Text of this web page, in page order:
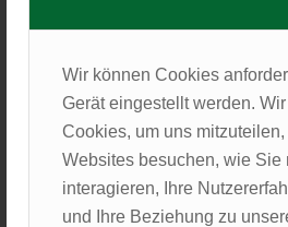
Wir können Cookies
Gerät eingestellt werden.
Cookies, um uns
Websites besuchen, wie Sie
interagieren, Ihre
und Ihre Beziehung zu
Das Projekt LandArztMacher
Ausbildung
Im Herzen des Bayerischen
praxisnahe Arbeit in
Teachings durch erfahrene
inspirierendes Freizeitangebot